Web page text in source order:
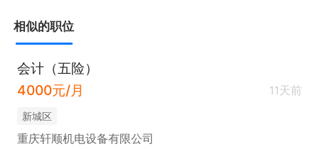
核算与报表编制工作。
相似的职位
会计（五险）
4000元/月
11天前
新城区
重庆轩顺机电设备有限公司